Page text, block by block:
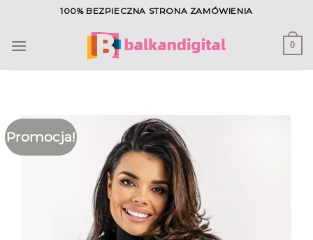
content
100% BEZPIECZNA STRONA ZAMÓWIENIA
0
Promocja!